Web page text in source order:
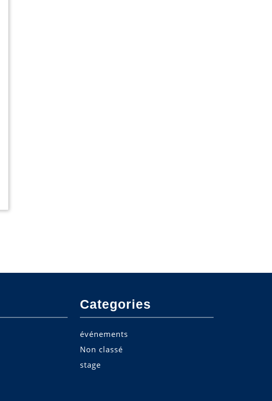
Categories
événements
Non classé
stage